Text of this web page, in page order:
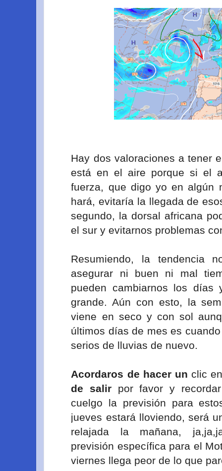
Hay dos valoraciones a tener
está en el aire porque si el
fuerza, que digo yo en algún
hará, evitaría la llegada de
segundo, la dorsal africana
el sur y evitarnos problemas
Resumiendo, la tendencia
asegurar ni buen ni mal
pueden cambiarnos los días
grande. Aún con esto, la
viene en seco y con sol
últimos días de mes es
serios de lluvias de nuevo.
Acordaros de hacer un clic
de salir por favor y
cuelgo la previsión para
jueves estará lloviendo, será
relajada la mañana,
previsión específica para el
viernes llega peor de lo que